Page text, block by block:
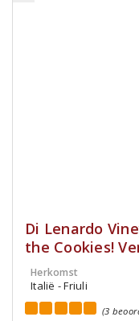
Di Lenardo
the Cookies!
Herkomst
Italië - Friuli
(3